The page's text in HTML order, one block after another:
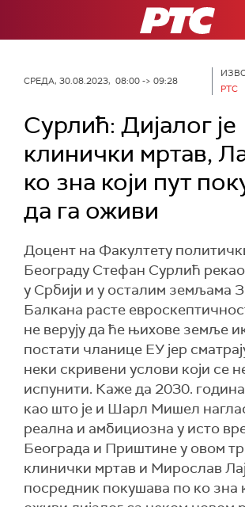
РТС
СРЕДА, 30.08.2023, 08:00 -> 09:28
РТС
Сурлић: Дијалог је
клинички мртав,
ко зна који пут
да га оживи
Доцент на Факултету
Београду Стефан Сурлић
у Србији и у осталим земљама
Балкана расте
не верују да ће њихове земље
постати чланице ЕУ јер
неки скривени услови који се
испунити. Каже да 2030.
као што је и Шарл Мишел
реална и амбициозна у исто
Београда и Приштине у овом
клинички мртав и Мирослав
посредник покушава по ко зна